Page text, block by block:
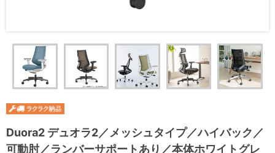
Duora2 デュオラ2／メッシュタイプ／ハイバック／
可動肘／ランバーサポートあり／本体ホワイトグレ